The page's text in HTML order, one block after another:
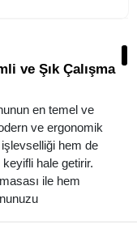
ve Şık Çalışma
en temel ve
ve ergonomik
hem de
keyifli hale getirir.
ile hem